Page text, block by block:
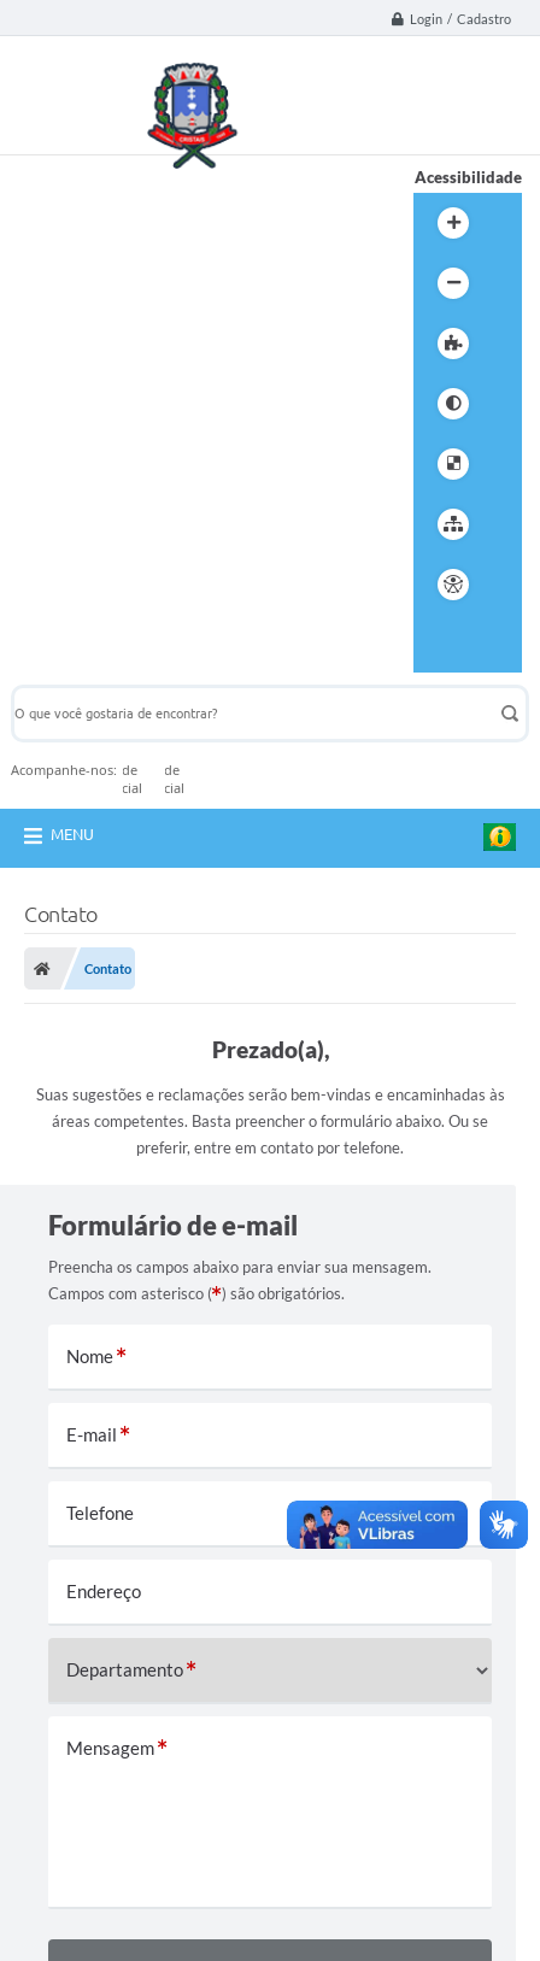
Login / Cadastro
Acessibilidade
Acompanhe-nos:
MENU
Contato
Contato
Prezado(a),
Suas sugestões e reclamações serão bem-vindas e encaminhadas às
áreas competentes. Basta preencher o formulário abaixo. Ou se
preferir, entre em contato por telefone.
Formulário de e-mail
Preencha os campos abaixo para enviar sua mensagem.
Campos com asterisco ( ) são obrigatórios.
Nome
E-mail
Telefone
Endereço
Departamento
Mensagem